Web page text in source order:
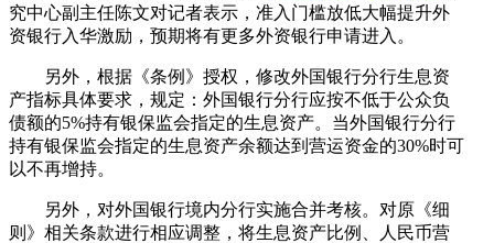
究中心副主任陈文对记者表示，准入门槛放低大幅提升外
资银行入华激励，预期将有更多外资银行申请进入。
另外，根据《条例》授权，修改外国银行分行生息资
产指标具体要求，规定：外国银行分行应按不低于公众负
债额的5%持有银保监会指定的生息资产。当外国银行分行
持有银保监会指定的生息资产余额达到营运资金的30%时可
以不再增持。
另外，对外国银行境内分行实施合并考核。对原《细
则》相关条款进行相应调整，将生息资产比例、人民币营